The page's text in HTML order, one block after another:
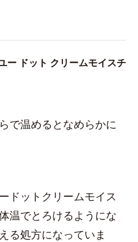
ー ドット クリームモイスチ
で温めるとなめらかに
ドットクリームモイス
温でとろけるようにな
る処方になっていま